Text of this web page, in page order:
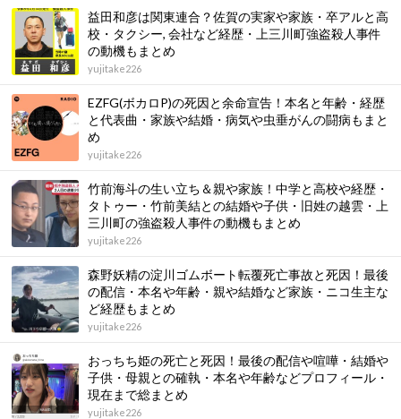
益田和彦は関東連合？佐賀の実家や家族・卒アルと高
校・タクシー, 会社など経歴・上三川町強盗殺人事件
の動機もまとめ
yujitake226
EZFG(ボカロP)の死因と余命宣告！本名と年齢・経歴
と代表曲・家族や結婚・病気や虫垂がんの闘病もまと
め
yujitake226
竹前海斗の生い立ち＆親や家族！中学と高校や経歴・
タトゥー・竹前美結との結婚や子供・旧姓の越雲・上
三川町の強盗殺人事件の動機もまとめ
yujitake226
森野妖精の淀川ゴムボート転覆死亡事故と死因！最後
の配信・本名や年齢・親や結婚など家族・ニコ生主な
ど経歴もまとめ
yujitake226
おっちち姫の死亡と死因！最後の配信や喧嘩・結婚や
子供・母親との確執・本名や年齢などプロフィール・
現在まで総まとめ
yujitake226